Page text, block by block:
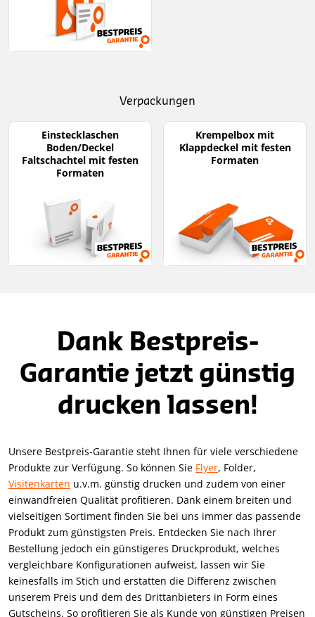
Verpackungen
Einstecklaschen
Boden/Deckel
Faltschachtel mit festen
Formaten
Krempelbox mit
Klappdeckel mit festen
Formaten
Dank Bestpreis-
Garantie jetzt günstig
drucken lassen!
Unsere Bestpreis-Garantie steht Ihnen für viele verschiedene
Produkte zur Verfügung. So können Sie Flyer, Folder,
Visitenkarten u.v.m. günstig drucken und zudem von einer
einwandfreien Qualität profitieren. Dank einem breiten und
vielseitigen Sortiment finden Sie bei uns immer das passende
Produkt zum günstigsten Preis. Entdecken Sie nach Ihrer
Bestellung jedoch ein günstigeres Druckprodukt, welches
vergleichbare Konfigurationen aufweist, lassen wir Sie
keinesfalls im Stich und erstatten die Differenz zwischen
unserem Preis und dem des Drittanbieters in Form eines
Gutscheins. So profitieren Sie als Kunde von günstigen Preisen